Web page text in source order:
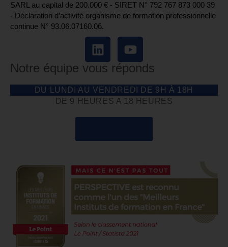
SARL au capital de 200.000 € - SIRET N° 792 767 873 000 39
- Déclaration d’activité organisme de formation professionnelle
continue N° 93.06.07160.06.
Notre équipe vous réponds
DU LUNDI AU VENDREDI DE 9H À 18H
DE 9 HEURES A 18 HEURES